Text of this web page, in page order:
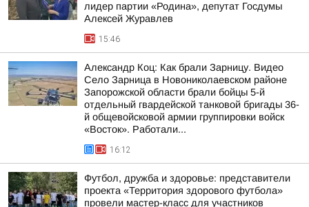
лидер партии «Родина», депутат Госдумы
Алексей Журавлев
15:46
Александр Коц: Как брали Зарницу. Видео
Село Зарница в Новониколаевском районе
Запорожской области брали бойцы 5-й
отдельный гвардейской танковой бригады 36-
й общевойсковой армии группировки войск
«Восток». Работали...
16:12
Футбол, дружба и здоровье: представители
проекта «Территория здорового футбола»
провели мастер-класс для участников